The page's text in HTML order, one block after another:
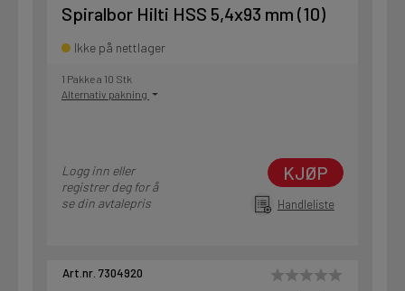
Spiralbor Hilti HSS 5,4x93 mm (10)
Ikke på nettlager
1 Pakke a 10 Stk
Alternativ pakning
Logg inn eller
registrer deg for å
se din avtalepris
KJØP
Handleliste
Art.nr. 7304920